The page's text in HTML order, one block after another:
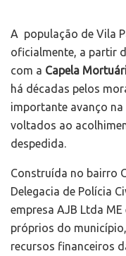
A população de Vila
oficialmente, a partir
com a Capela
há décadas pelos
importante avanço
voltados ao
despedida.
Construída no bairro
Delegacia de Polícia
empresa AJB Ltda
próprios do
recursos financeiros